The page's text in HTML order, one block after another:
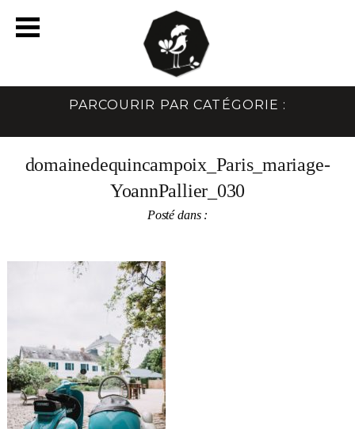
PARCOURIR PAR CATÉGORIE :
domainedequincampoix_Paris_mariage-
YoannPallier_030
Posté dans :